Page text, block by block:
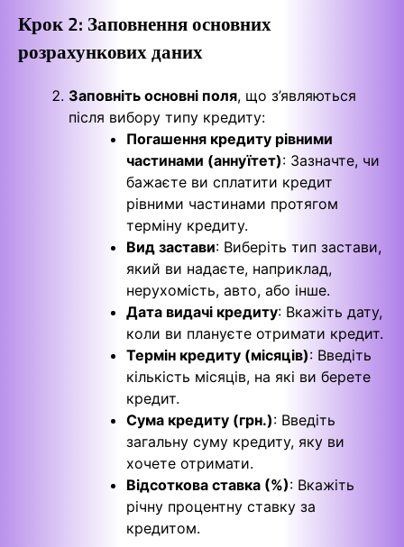
Крок 2: Заповнення основних
розрахункових даних
Заповніть основні поля, що з’являються
після вибору типу кредиту:
Погашення кредиту рівними
частинами (аннуїтет): Зазначте, чи
бажаєте ви сплатити кредит
рівними частинами протягом
терміну кредиту.
Вид застави: Виберіть тип застави,
який ви надаєте, наприклад,
нерухомість, авто, або інше.
Дата видачі кредиту: Вкажіть дату,
коли ви плануєте отримати кредит.
Термін кредиту (місяців): Введіть
кількість місяців, на які ви берете
кредит.
Сума кредиту (грн.): Введіть
загальну суму кредиту, яку ви
хочете отримати.
Відсоткова ставка (%): Вкажіть
річну процентну ставку за
кредитом.